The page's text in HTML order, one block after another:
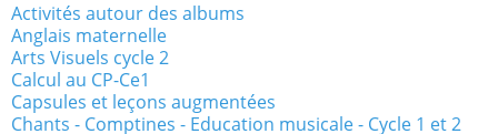
Activités autour des albums
Anglais maternelle
Arts Visuels cycle 2
Calcul au CP-Ce1
Capsules et leçons augmentées
Chants - Comptines - Education musicale - Cycle 1 et 2